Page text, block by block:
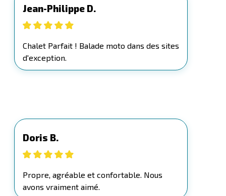
Jean-Philippe D.
Chalet Parfait ! Balade moto dans des sites
d'exception.
Doris B.
Propre, agréable et confortable. Nous
avons vraiment aimé.